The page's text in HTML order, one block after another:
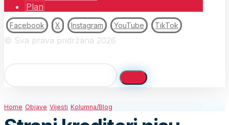
Plan
Facebook X Instagram YouTube TikTok
© Sva prava pridržana 2026
Home Objave Vijesti Kolumna/Blog